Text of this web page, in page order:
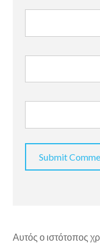
Αυτός ο ιστότοπος